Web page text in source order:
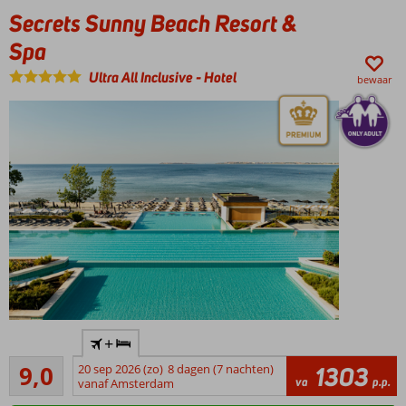
Majestic
met
sauna
week
animatie
voor de
kids
Secrets Sunny Beach Resort &
Spa
Ultra All Inclusive-Hotel bewaar
Only
Adult,
min.
9,0
Uitstekend
64
beoordelingen
+
20 sep 2026 (zo) 8 dagen (7 nachten)
vanaf Amsterdam
va 1303 p.p.